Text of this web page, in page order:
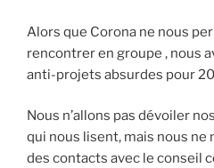
Alors que Corona ne nous
rencontrer en groupe , nous
anti-projets absurdes pour
Nous n’allons pas dévoiler
qui nous lisent, mais nous ne
des contacts avec le conseil